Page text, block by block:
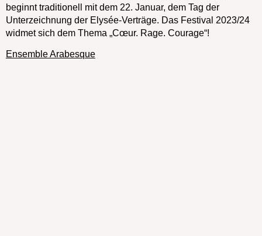
beginnt traditionell mit dem 22. Januar, dem Tag der
Unterzeichnung der Elysée-Verträge. Das Festival 2023/24
widmet sich dem Thema „Cœur. Rage. Courage“!
Ensemble Arabesque